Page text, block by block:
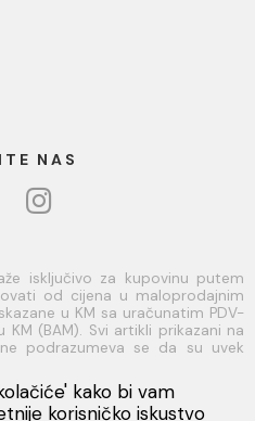
Viber
NAS
isključivo za kupovinu putem
od cijena u maloprodajnim
u KM sa uračunatim PDV-
(BAM). Svi artikli prikazani na
podrazumeva se da su uvek
moguće predstave svaki
da su sve informacije
u vezi raspoloživosti
kako bi vam
korisničko iskustvo